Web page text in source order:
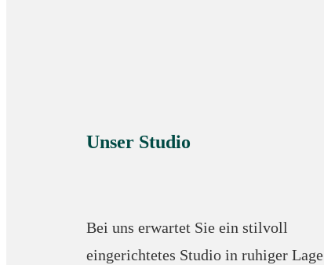
Unser Studio
Bei uns erwartet Sie ein stilvoll
eingerichtetes Studio in ruhiger Lage